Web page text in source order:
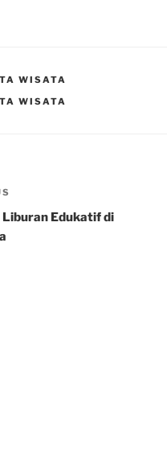
WISATA
WISATA
Liburan Edukatif di